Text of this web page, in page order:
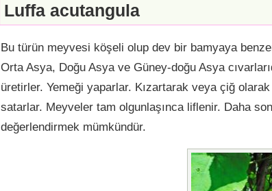
Luffa acutangula
Bu türün meyvesi köşeli olup dev bir bamyaya
Orta Asya, Doğu Asya ve Güney-doğu Asya
üretirler. Yemeği yaparlar. Kızartarak veya çiğ
satarlar. Meyveler tam olgunlaşınca liflenir. Daha
değerlendirmek mümkündür.